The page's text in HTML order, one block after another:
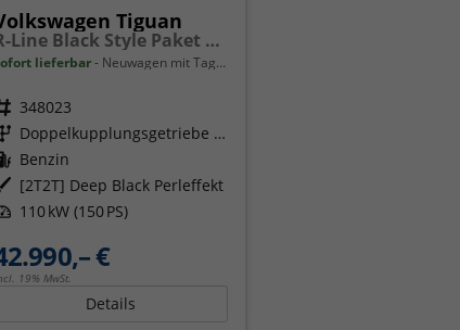
Tiguan
R-Line Black Style Paket Navi Matrix-LED ACC
lieferbar Neuwagen mit Tageszulassung
Fahrzeugnr. 348023
Getriebe
Doppelkupplungsgetriebe (DSG)
Kraftstoff Benzin
Außenfarbe [2T2T] Deep Black Perleffekt
Leistung 110 kW (150 PS)
€
19% MwSt.
Details